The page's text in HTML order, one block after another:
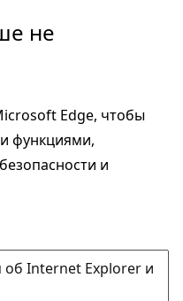
не
Edge, чтобы
функциями,
и
об Internet Explorer и